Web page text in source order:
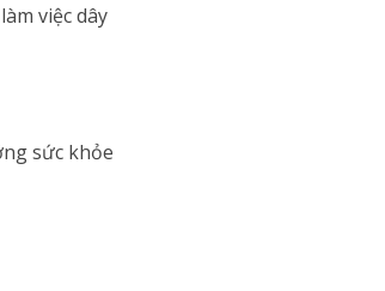
việc dây
sức khỏe